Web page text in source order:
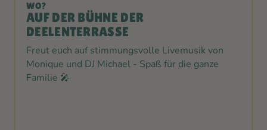
WO?
AUF DER BÜHNE DER
DEELENTERRASSE
Freut euch auf stimmungsvolle Livemusik von
Monique und DJ Michael - Spaß für die ganze
Familie 🎤